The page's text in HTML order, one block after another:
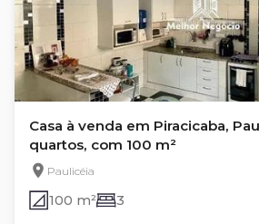
Casa à venda em Piracicaba,
quartos, com 100 m²
Paulicéia
100 m² 3